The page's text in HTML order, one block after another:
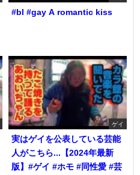
#bl #gay A romantic kiss
ゲイ
実はゲイを公表している芸能
人がこちら...【2024年最新
版】#ゲイ #ホモ #同性愛 #芸